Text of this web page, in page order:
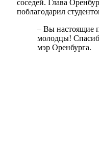
соседей. Глава
поблагодарил
– Вы настоящие
молодцы!
мэр Оренбурга.